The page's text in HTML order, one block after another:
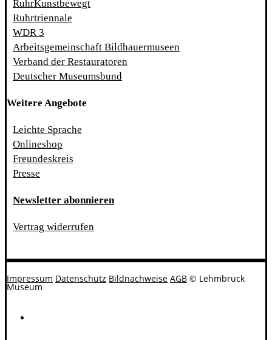
RuhrKunstbewegt
Ruhrtriennale
WDR 3
Arbeitsgemeinschaft Bildhauermuseen
Verband der Restauratoren
Deutscher Museumsbund
Weitere Angebote
Leichte Sprache
Onlineshop
Freundeskreis
Presse
Newsletter abonnieren
Vertrag widerrufen
Impressum Datenschutz Bildnachweise AGB © Lehmbruck
Museum